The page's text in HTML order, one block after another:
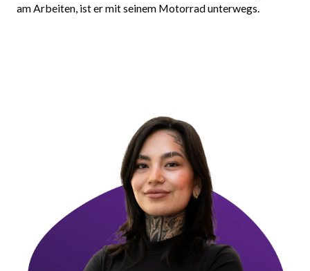
am Arbeiten, ist er mit seinem Motorrad unterwegs.